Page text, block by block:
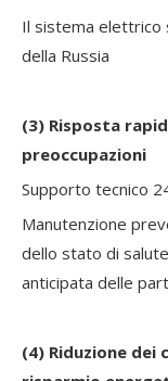
Il sistema elettrico
della Russia
(3) Risposta
preoccupazioni
Supporto tecnico
Manutenzione
dello stato di
anticipata delle
(4) Riduzione dei